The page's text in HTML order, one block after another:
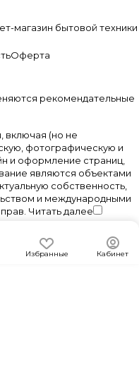
магазин бытовой техники
Оферта
рекомендательные
включая (но не
фотографическую и
и оформление страниц,
являются объектами
собственность,
и международными
Читать далее
Избранные Кабинет